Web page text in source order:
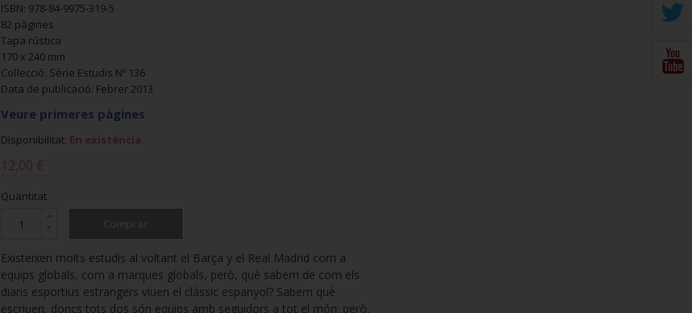
ISBN: 978-84-9975-319-5
82 pàgines
Tapa rústica
170 x 240 mm
Col·lecció: Sèrie Estudis Nº 136
Data de publicació: Febrer 2013
Veure primeres pàgines
Disponibilitat: En existència
12,00 €
Quantitat
Existeixen molts estudis al voltant el Barça y el Real Madrid com a
equips globals, com a marques globals, però, què sabem de com els
diaris esportius estrangers viuen el clàssic espanyol? Sabem què
escriuen, doncs tots dos són equips amb seguidors a tot el món; però,